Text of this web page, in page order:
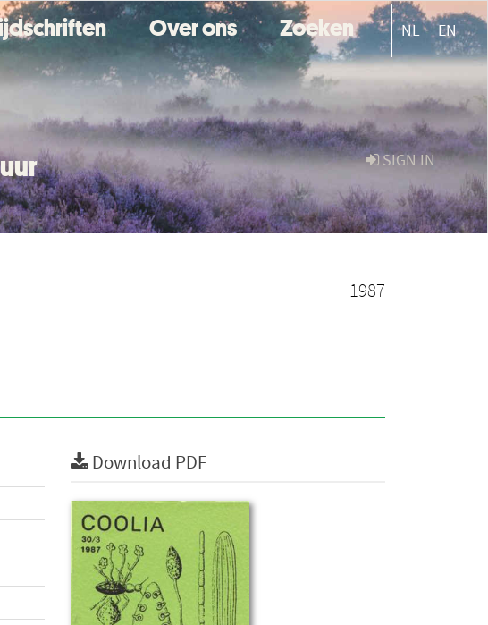
Over ons Zoeken NL EN
SIGN IN
1987
Download PDF